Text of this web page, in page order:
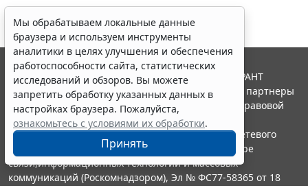
Мы обрабатываем локальные данные
браузера и используем инструменты
аналитики в целях улучшения и обеспечения
работоспособности сайта, статистических
исследований и обзоров. Вы можете
запретить обработку указанных данных в
настройках браузера. Пожалуйста,
ознакомьтесь с условиями их обработки.
Принять
© ООО "НПП "ГАРАНТ-СЕРВИС", 2026. Система ГАРАНТ
выпускается с 1990 года. Компания "Гарант" и ее партнеры
являются участниками Российской ассоциации правовой
информации ГАРАНТ.
Портал ГАРАНТ.РУ зарегистрирован в качестве сетевого
издания Федеральной службой по надзору в сфере
связи,информационных технологий и массовых
коммуникаций (Роскомнадзором), Эл № ФС77-58365 от 18